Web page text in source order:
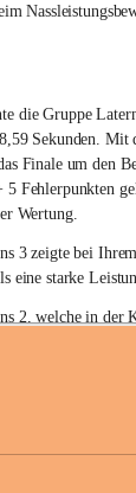
die Gruppe
Sekunden. Mit
Finale um den
5 Fehlerpunkten
Wertung.
3 zeigte bei
eine starke
2, welche in der